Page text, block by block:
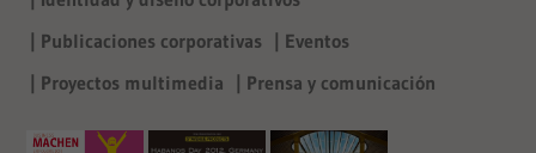
| Publicaciones corporativas
| Eventos
| Proyectos multimedia
| Prensa y comunicación